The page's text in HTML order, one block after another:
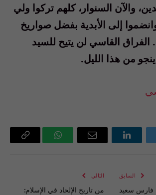
والآن السنوار، كلهم تركوا ولي
إلى الأبدية بفضل صواريخ
الفراق القاسي لن يتيح للسيد
من هذا الليل.
لينكدإن
البريد
واتساب Copy
السابق
فارس سعيد
التالي
من تاريخ الإلحاد في الإسلام: